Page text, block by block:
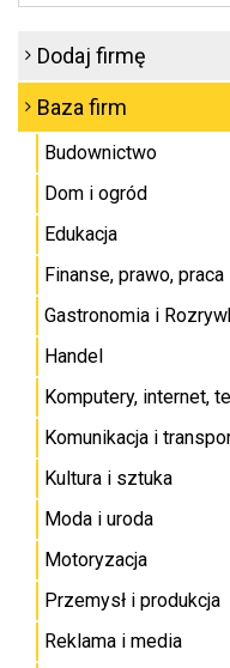
Dodaj firmę
Baza firm
Budownictwo
Dom i ogród
Edukacja
Finanse, prawo, praca
Gastronomia i
Handel
Komputery, internet,
Komunikacja i
Kultura i sztuka
Moda i uroda
Motoryzacja
Przemysł i produkcja
Reklama i media